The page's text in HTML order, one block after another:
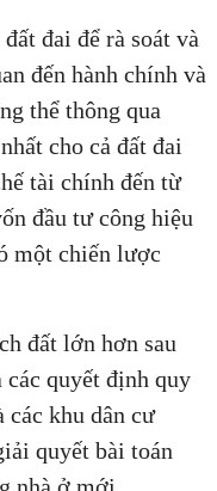
đai để rà soát và
đến hành chính và
thể thông qua
cho cả đất đai
tài chính đến từ
đầu tư công hiệu
một chiến lược
đất lớn hơn sau
các quyết định quy
các khu dân cư
quyết bài toán
PHÍ